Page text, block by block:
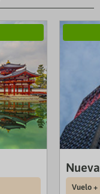
Vuelo